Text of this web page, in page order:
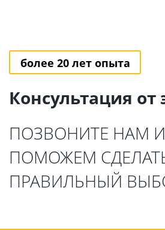
более 20 лет опыта
Консультация от
ПОЗВОНИТЕ НАМ
ПОМОЖЕМ
ПРАВИЛЬНЫЙ